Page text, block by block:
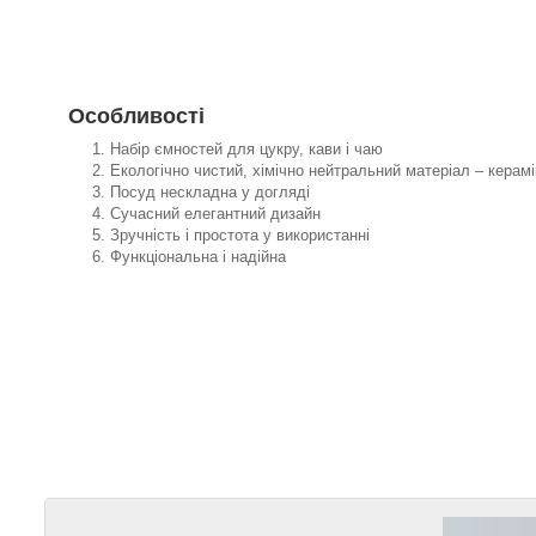
Особливості
Набір ємностей для цукру, кави і чаю
Екологічно чистий, хімічно нейтральний матеріал –
Посуд нескладна у догляді
Сучасний елегантний дизайн
Зручність і простота у використанні
Функціональна і надійна